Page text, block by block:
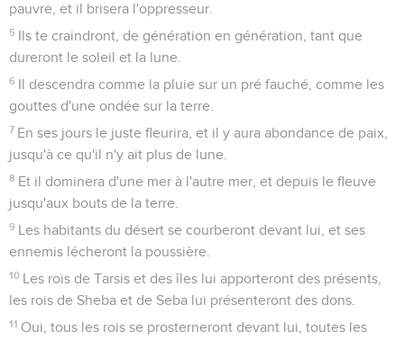
pauvre, et il brisera l'oppresseur.
5 Ils te craindront, de génération en génération, tant que
dureront le soleil et la lune.
6 Il descendra comme la pluie sur un pré fauché, comme les
gouttes d'une ondée sur la terre.
7 En ses jours le juste fleurira, et il y aura abondance de paix,
jusqu'à ce qu'il n'y ait plus de lune.
8 Et il dominera d'une mer à l'autre mer, et depuis le fleuve
jusqu'aux bouts de la terre.
9 Les habitants du désert se courberont devant lui, et ses
ennemis lécheront la poussière.
10 Les rois de Tarsis et des îles lui apporteront des présents,
les rois de Sheba et de Seba lui présenteront des dons.
11 Oui, tous les rois se prosterneront devant lui, toutes les